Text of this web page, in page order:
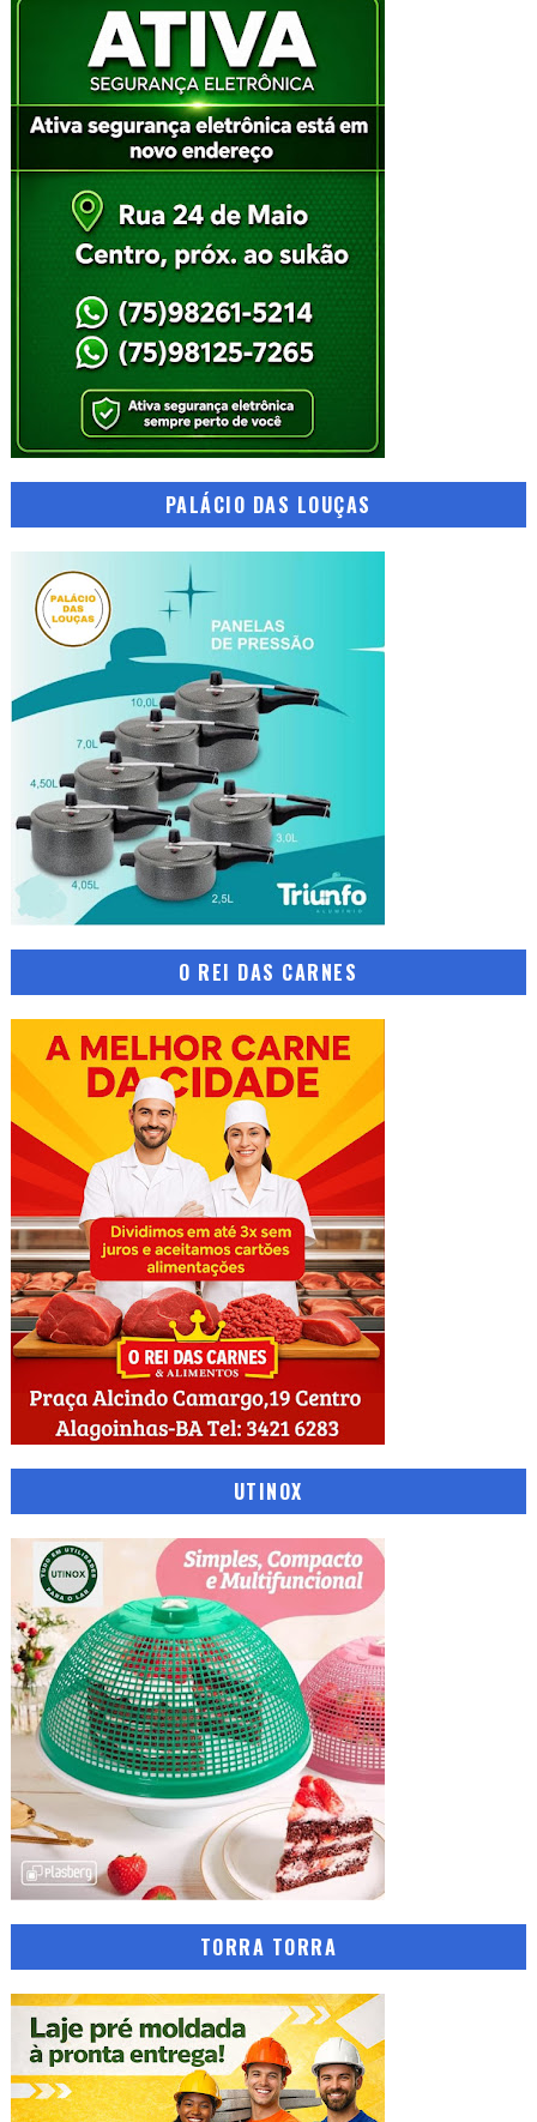
PALÁCIO DAS LOUÇAS
O REI DAS CARNES
UTINOX
TORRA TORRA